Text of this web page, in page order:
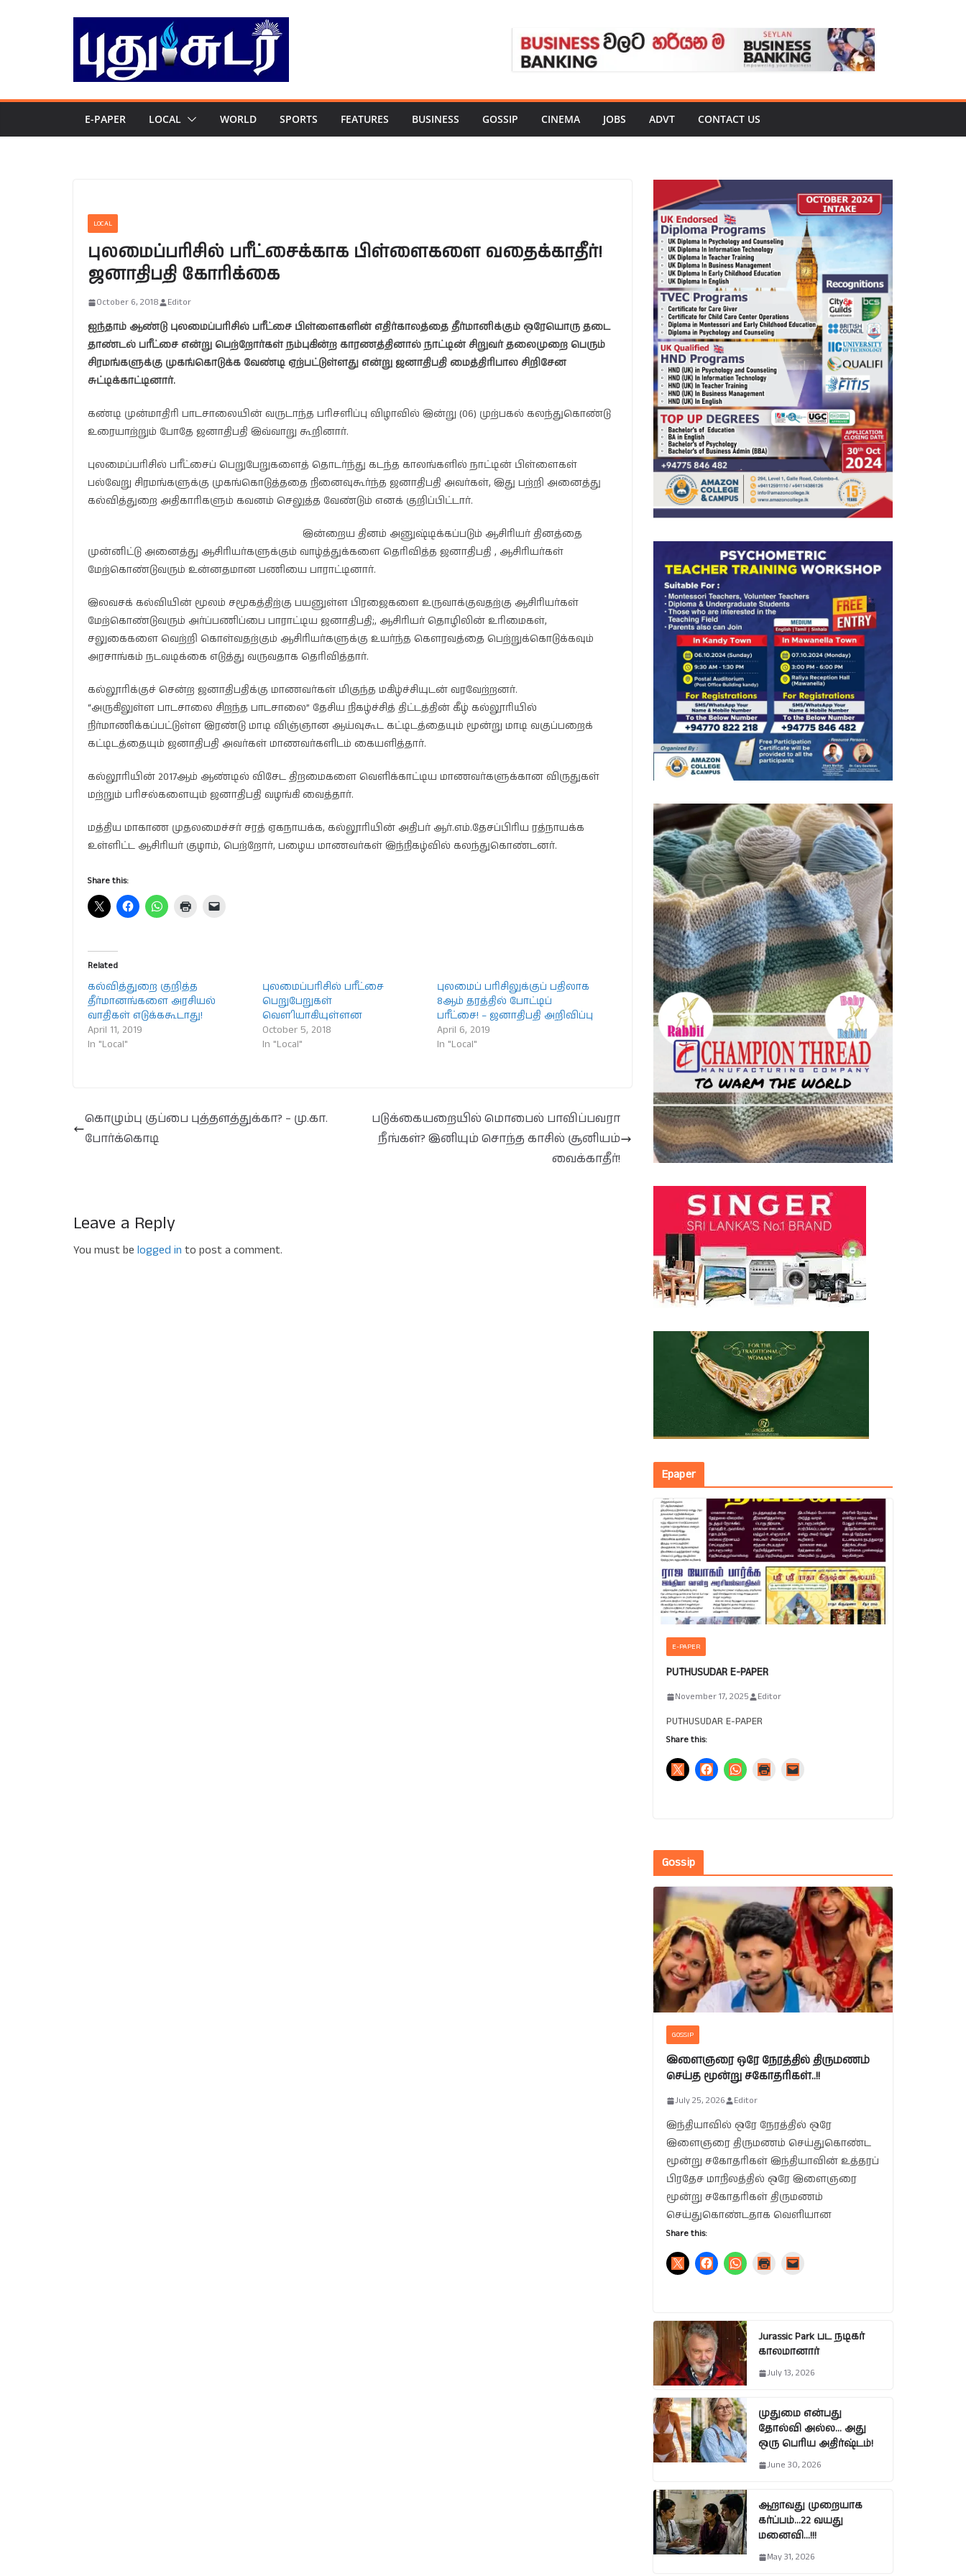
E-PAPER LOCAL WORLD SPORTS FEATURES BUSINESS GOSSIP CINEMA JOBS ADVT CONTACT US
LOCAL
புலமைப்பரிசில் பரீட்சைக்காக பிள்ளைகளை வதைக்காதீர்!
ஜனாதிபதி கோரிக்கை
October 6, 2018 Editor
ஐந்தாம் ஆண்டு புலமைப்பரிசில் பரீட்சை பிள்ளைகளின் எதிர்காலத்தை தீர்மானிக்கும் ஒரேயொரு தடை
தாண்டல் பரீட்சை என்று பெற்றோர்கள் நம்புகின்ற காரணத்தினால் நாட்டின் சிறுவர் தலைமுறை பெரும்
சிரமங்களுக்கு முகங்கொடுக்க வேண்டி ஏற்பட்டுள்ளது என்று ஜனாதிபதி மைத்திரிபால சிறிசேன
சுட்டிக்காட்டினார்.
கண்டி முன்மாதிரி பாடசாலையின் வருடாந்த பரிசளிப்பு விழாவில் இன்று (06) முற்பகல் கலந்துகொண்டு
உரையாற்றும் போதே ஜனாதிபதி இவ்வாறு கூறினார்.
புலமைப்பரிசில் பரீட்சைப் பெறுபேறுகளைத் தொடர்ந்து கடந்த காலங்களில் நாட்டின் பிள்ளைகள்
பல்வேறு சிரமங்களுக்கு முகங்கொடுத்ததை நினைவுகூர்ந்த ஜனாதிபதி அவர்கள், இது பற்றி அனைத்து
கல்வித்துறை அதிகாரிகளும் கவனம் செலுத்த வேண்டும் எனக் குறிப்பிட்டார்.
இன்றைய தினம் அனுஷ்டிக்கப்படும் ஆசிரியர் தினத்தை
முன்னிட்டு அனைத்து ஆசிரியர்களுக்கும் வாழ்த்துக்களை தெரிவித்த ஜனாதிபதி , ஆசிரியர்கள்
மேற்கொண்டுவரும் உன்னதமான பணியை பாராட்டினார்.
இலவசக் கல்வியின் மூலம் சமூகத்திற்கு பயனுள்ள பிரஜைகளை உருவாக்குவதற்கு ஆசிரியர்கள்
மேற்கொண்டுவரும் அர்ப்பணிப்பை பாராட்டிய ஜனாதிபதி;, ஆசிரியர் தொழிலின் உரிமைகள்,
சலுகைகளை வெற்றி கொள்வதற்கும் ஆசிரியர்களுக்கு உயர்ந்த கௌரவத்தை பெற்றுக்கொடுக்கவும்
அரசாங்கம் நடவடிக்கை எடுத்து வருவதாக தெரிவித்தார்.
கல்லூரிக்குச் சென்ற ஜனாதிபதிக்கு மாணவர்கள் மிகுந்த மகிழ்ச்சியுடன் வரவேற்றனர்.
“அருகிலுள்ள பாடசாலை சிறந்த பாடசாலை” தேசிய நிகழ்ச்சித் திட்டத்தின் கீழ் கல்லூரியில்
நிர்மாணிக்கப்பட்டுள்ள இரண்டு மாடி விஞ்ஞான ஆய்வுகூட கட்டிடத்தையும் மூன்று மாடி வகுப்பறைக்
கட்டிடத்தையும் ஜனாதிபதி அவர்கள் மாணவர்களிடம் கையளித்தார்.
கல்லூரியின் 2017ஆம் ஆண்டில் விசேட திறமைகளை வெளிக்காட்டிய மாணவர்களுக்கான விருதுகள்
மற்றும் பரிசல்களையும் ஜனாதிபதி வழங்கி வைத்தார்.
மத்திய மாகாண முதலமைச்சர் சரத் ஏகநாயக்க, கல்லூரியின் அதிபர் ஆர்.எம்.தேசப்பிரிய ரத்நாயக்க
உள்ளிட்ட ஆசிரியர் குழாம், பெற்றோர், பழைய மாணவர்கள் இந்நிகழ்வில் கலந்துகொண்டனர்.
Share this:
Related
கல்வித்துறை குறித்த
தீர்மானங்களை அரசியல்
வாதிகள் எடுக்ககூடாது!
April 11, 2019
In "Local"
புலமைப்பரிசில் பரீட்சை
பெறுபேறுகள்
வௌியாகியுள்ளன
October 5, 2018
In "Local"
புலமைப் பரிசிலுக்குப் பதிலாக
8ஆம் தரத்தில் போட்டிப்
பரீட்சை! – ஜனாதிபதி அறிவிப்பு
April 6, 2019
In "Local"
கொழும்பு குப்பை புத்தளத்துக்கா? – மு.கா.
போர்க்கொடி
படுக்கையறையில் மொபைல் பாவிப்பவரா
நீங்கள்? இனியும் சொந்த காசில் சூனியம்
வைக்காதீர்!
Leave a Reply
You must be logged in to post a comment.
Epaper
E-PAPER
PUTHUSUDAR E-PAPER
November 17, 2025 Editor
PUTHUSUDAR E-PAPER
Share this:
Gossip
GOSSIP
இளைஞரை ஒரே நேரத்தில் திருமணம்
செய்த மூன்று சகோதரிகள்..!!
July 25, 2026 Editor
இந்தியாவில் ஒரே நேரத்தில் ஒரே
இளைஞரை திருமணம் செய்துகொண்ட
மூன்று சகோதரிகள் இந்தியாவின் உத்தரப்
பிரதேச மாநிலத்தில் ஒரே இளைஞரை
மூன்று சகோதரிகள் திருமணம்
செய்துகொண்டதாக வெளியான
Share this:
Jurassic Park பட நடிகர்
காலமானார்
July 13, 2026
முதுமை என்பது
தோல்வி அல்ல… அது
ஒரு பெரிய அதிர்ஷ்டம்!
June 30, 2026
ஆறாவது முறையாக
கர்ப்பம்…22 வயது
மனைவி…!!!
May 31, 2026